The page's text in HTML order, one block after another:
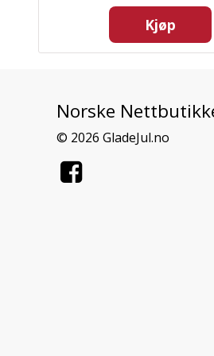
Kjøp
Norske
© 2026 GladeJul.no